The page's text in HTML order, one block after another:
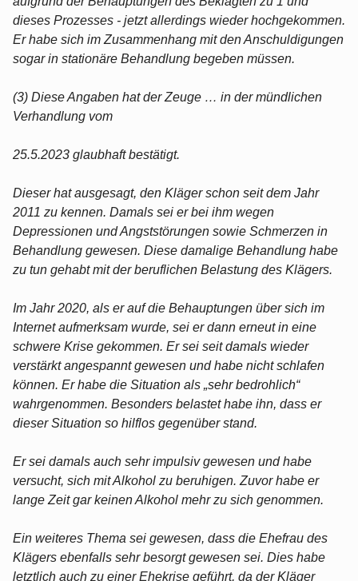
dieses Prozesses - jetzt allerdings wieder hochgekommen.
Er habe sich im Zusammenhang mit den Anschuldigungen
sogar in stationäre Behandlung begeben müssen.
(3) Diese Angaben hat der Zeuge … in der mündlichen
Verhandlung vom
25.5.2023 glaubhaft bestätigt.
Dieser hat ausgesagt, den Kläger schon seit dem Jahr
2011 zu kennen. Damals sei er bei ihm wegen
Depressionen und Angststörungen sowie Schmerzen in
Behandlung gewesen. Diese damalige Behandlung habe
zu tun gehabt mit der beruflichen Belastung des Klägers.
Im Jahr 2020, als er auf die Behauptungen über sich im
Internet aufmerksam wurde, sei er dann erneut in eine
schwere Krise gekommen. Er sei seit damals wieder
verstärkt angespannt gewesen und habe nicht schlafen
können. Er habe die Situation als „sehr bedrohlich“
wahrgenommen. Besonders belastet habe ihn, dass er
dieser Situation so hilflos gegenüber stand.
Er sei damals auch sehr impulsiv gewesen und habe
versucht, sich mit Alkohol zu beruhigen. Zuvor habe er
lange Zeit gar keinen Alkohol mehr zu sich genommen.
Ein weiteres Thema sei gewesen, dass die Ehefrau des
Klägers ebenfalls sehr besorgt gewesen sei. Dies habe
letztlich auch zu einer Ehekrise geführt, da der Kläger